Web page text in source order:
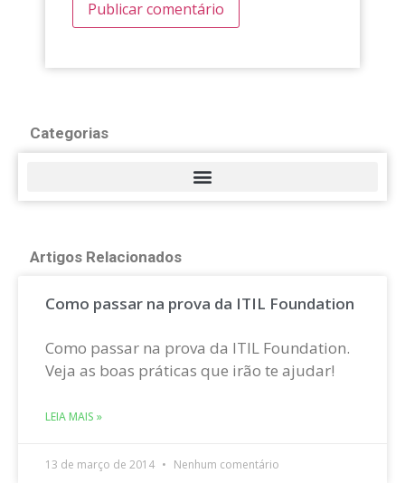
Categorias
Artigos Relacionados
Como passar na prova da ITIL Foundation
Como passar na prova da ITIL Foundation.
Veja as boas práticas que irão te ajudar!
LEIA MAIS »
13 de março de 2014 Nenhum comentário